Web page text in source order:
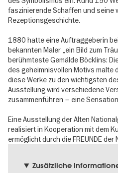
faszinierende Schaffen und seine
Rezeptionsgeschichte.
1880 hatte eine Auftraggeberin
bekannten Maler „ein Bild zum
berühmteste Gemälde Böcklins:
des geheimnisvollen Motivs malte
diese Werke zu den wichtigsten
Ausstellung wird verschiedene
zusammenführen – eine
Eine Ausstellung der Alten
realisiert in Kooperation mit dem
ermöglicht durch die FREUNDE der
Zusätzliche